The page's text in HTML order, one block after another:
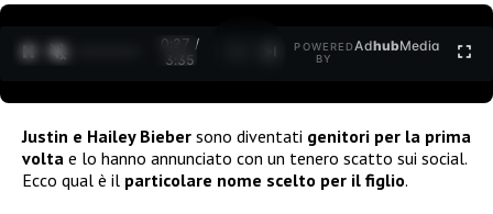
0:28 /
3:35
POWERED
BY
AdhubMedia
Justin e Hailey Bieber sono diventati genitori per la prima
volta e lo hanno annunciato con un tenero scatto sui social.
Ecco qual è il particolare nome scelto per il figlio.